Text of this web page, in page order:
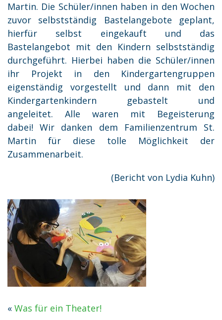
Martin. Die Schüler/innen haben in den Wochen
zuvor selbstständig Bastelangebote geplant,
hierfür selbst eingekauft und das
Bastelangebot mit den Kindern selbstständig
durchgeführt. Hierbei haben die Schüler/innen
ihr Projekt in den Kindergartengruppen
eigenständig vorgestellt und dann mit den
Kindergartenkindern gebastelt und
angeleitet. Alle waren mit Begeisterung
dabei! Wir danken dem Familienzentrum St.
Martin für diese tolle Möglichkeit der
Zusammenarbeit.
(Bericht von Lydia Kuhn)
« Was für ein Theater!